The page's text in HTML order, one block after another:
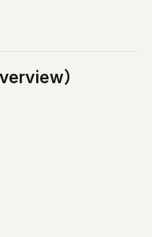
）